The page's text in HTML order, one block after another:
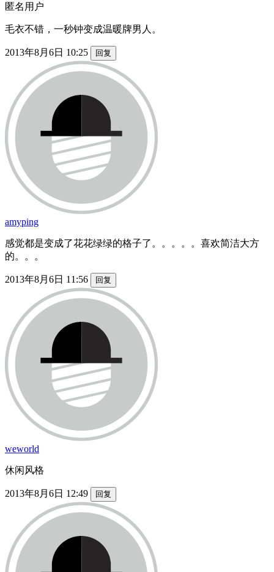
匿名用户
毛衣不错，一秒钟变成温暖牌男人。
2013年8月6日 10:25 回复
amyping
感觉都是变成了花花绿绿的格子了。。。。。喜欢简洁大方
的。。。
2013年8月6日 11:56 回复
weworld
休闲风格
2013年8月6日 12:49 回复